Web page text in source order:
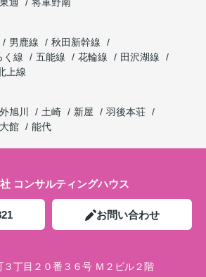
男鹿線
秋田新幹線
く線
五能線 花輪線
田沢湖線
上線
旭川 土崎 新屋
羽後本荘
大館 能代
コンサルティングハウス
お問い合わせ
丁目２０番３６号 Ｍ２ビル２階